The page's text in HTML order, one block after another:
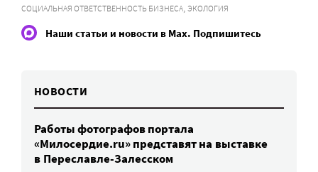
СОЦИАЛЬНАЯ ОТВЕТСТВЕННОСТЬ БИЗНЕСА, ЭКОЛОГИЯ
Наши статьи и новости в Max. Подпишитесь
НОВОСТИ
Работы фотографов портала
«Милосердие.ru» представят на выставке
в Переславле-Залесском